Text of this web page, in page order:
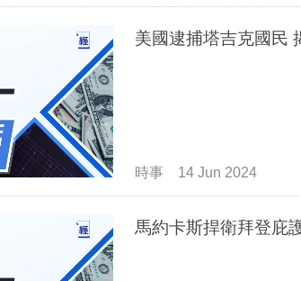
美國逮捕塔吉克國民
時事 14 Jun 2024
馬約卡斯捍衛拜登庇